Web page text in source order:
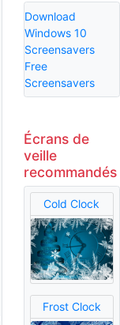
Download
Windows 10
Screensavers
Free
Screensavers
Écrans de
veille
recommandés
Cold Clock
Frost Clock